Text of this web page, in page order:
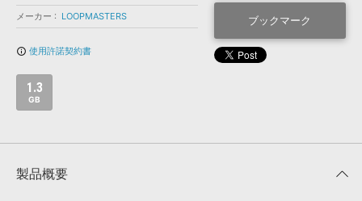
APS
SLS
メーカー
LOOPMASTERS
info_outline 使用許諾契約書
1.3
GB
ブックマーク
製品概要